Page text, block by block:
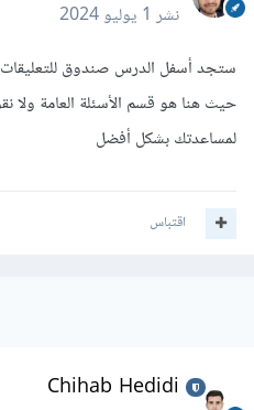
نشر1 يوليو 2024
ستجد أسفل الدرس صندوق
حيث هنا هو قسم الأسئلة العامة ولا
لمساعدتك بشكل أفضل
اقتباس
Chihab Hedidi